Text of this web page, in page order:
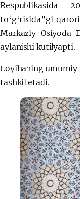
Respublikasida
to‘g‘risida”gi
Markaziy Osiyoda
aylanishi kutilyapti.
Loyihaning umumiy
tashkil etadi.